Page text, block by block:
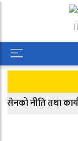
नीति तथा